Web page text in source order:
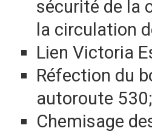
sécurité de la
la circulation
Lien Victoria
Réfection du
autoroute 530;
Chemisage